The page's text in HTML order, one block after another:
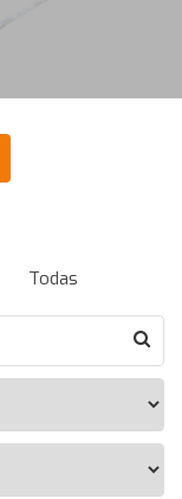
Todas